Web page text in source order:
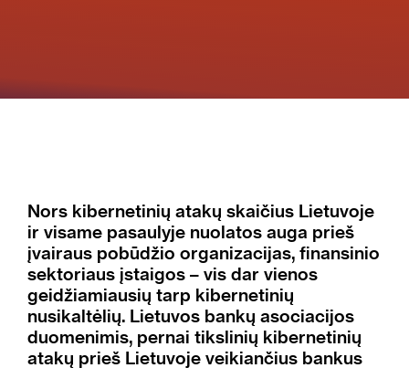
Nors kibernetinių atakų skaičius Lietuvoje
ir visame pasaulyje nuolatos auga prieš
įvairaus pobūdžio organizacijas, finansinio
sektoriaus įstaigos – vis dar vienos
geidžiamiausių tarp kibernetinių
nusikaltėlių. Lietuvos bankų asociacijos
duomenimis, pernai tikslinių kibernetinių
atakų prieš Lietuvoje veikiančius bankus